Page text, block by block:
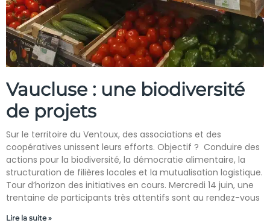
Vaucluse : une biodiversité
de projets
Sur le territoire du Ventoux, des associations et des
coopératives unissent leurs efforts. Objectif ? Conduire des
actions pour la biodiversité, la démocratie alimentaire, la
structuration de filières locales et la mutualisation logistique.
Tour d’horizon des initiatives en cours. Mercredi 14 juin, une
trentaine de participants très attentifs sont au rendez-vous
Lire la suite »